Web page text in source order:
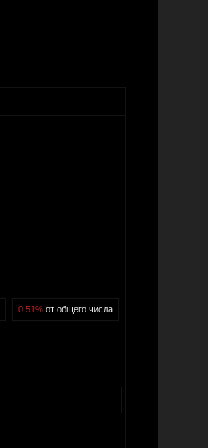
0.51% от общего числа